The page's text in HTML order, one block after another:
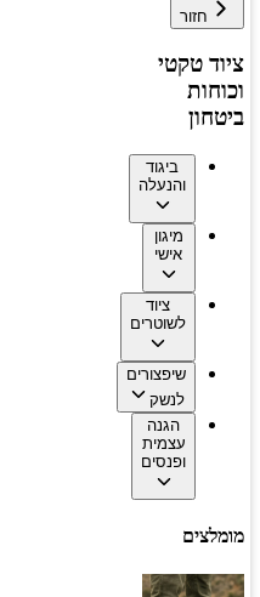
חזור
ציוד טקטי
וכוחות
ביטחון
ביגוד
והנעלה
מיגון
אישי
ציוד
לשוטרים
שיפצורים
לנשק
הגנה
עצמית
ופנסים
מומלצים